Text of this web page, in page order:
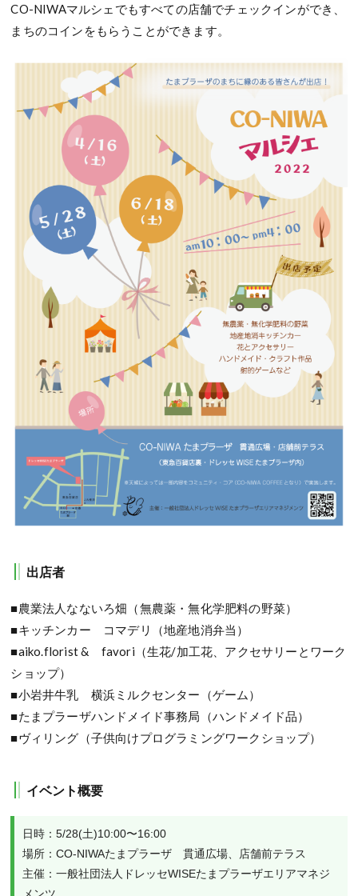
CO-NIWAマルシェでもすべての店舗でチェックインができ、
まちのコインをもらうことができます。
出店者
■農業法人なないろ畑（無農薬・無化学肥料の野菜）
■キッチンカー コマデリ（地産地消弁当）
■aiko.florist & favori（生花/加工花、アクセサリーとワーク
ショップ）
■小岩井牛乳 横浜ミルクセンター（ゲーム）
■たまプラーザハンドメイド事務局（ハンドメイド品）
■ヴィリング（子供向けプログラミングワークショップ）
イベント概要
日時：5/28(土)10:00〜16:00
場所：CO-NIWAたまプラーザ　貫通広場、店舗前テラス
主催：一般社団法人ドレッセWISEたまプラーザエリアマネジ
メンツ